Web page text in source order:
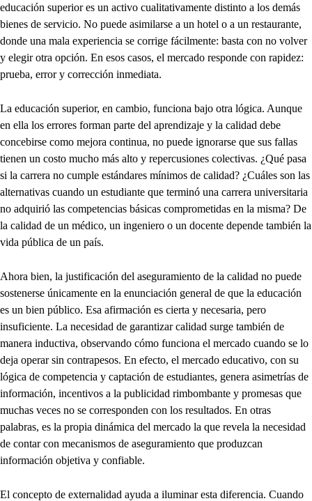
educación superior es un activo cualitativamente distinto a los demás
bienes de servicio. No puede asimilarse a un hotel o a un restaurante,
donde una mala experiencia se corrige fácilmente: basta con no volver
y elegir otra opción. En esos casos, el mercado responde con rapidez:
prueba, error y corrección inmediata.
La educación superior, en cambio, funciona bajo otra lógica. Aunque
en ella los errores forman parte del aprendizaje y la calidad debe
concebirse como mejora continua, no puede ignorarse que sus fallas
tienen un costo mucho más alto y repercusiones colectivas. ¿Qué pasa
si la carrera no cumple estándares mínimos de calidad? ¿Cuáles son las
alternativas cuando un estudiante que terminó una carrera universitaria
no adquirió las competencias básicas comprometidas en la misma? De
la calidad de un médico, un ingeniero o un docente depende también la
vida pública de un país.
Ahora bien, la justificación del aseguramiento de la calidad no puede
sostenerse únicamente en la enunciación general de que la educación
es un bien público. Esa afirmación es cierta y necesaria, pero
insuficiente. La necesidad de garantizar calidad surge también de
manera inductiva, observando cómo funciona el mercado cuando se lo
deja operar sin contrapesos. En efecto, el mercado educativo, con su
lógica de competencia y captación de estudiantes, genera asimetrías de
información, incentivos a la publicidad rimbombante y promesas que
muchas veces no se corresponden con los resultados. En otras
palabras, es la propia dinámica del mercado la que revela la necesidad
de contar con mecanismos de aseguramiento que produzcan
información objetiva y confiable.
El concepto de externalidad ayuda a iluminar esta diferencia. Cuando